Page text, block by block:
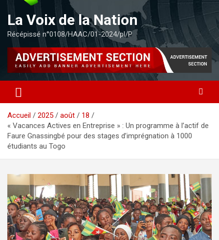
La Voix de la Nation
Récépissé n°0108/HAAC/01-2024/pl/P
Accueil 2025 août
18
« Vacances Actives en Entreprise » : Un programme à l’actif de
Faure Gnassingbé pour des stages d’imprégnation à 1000
étudiants au Togo